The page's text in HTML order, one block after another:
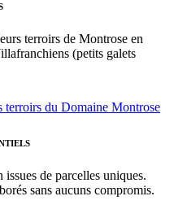
terroirs de Montrose en
(petits galets
issues de parcelles uniques.
sans aucuns compromis.